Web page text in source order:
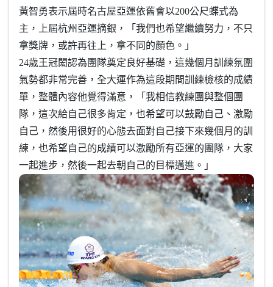
黃智勇表示屆時名古屋亞運依舊會以200公尺蝶式為
主，上屆杭州亞運摘銀，「我們也希望繼續努力，不只
拿獎牌，或許再往上，拿不同的顏色。」
24歲王冠閎認為團隊奠定良好基礎，這幾個月訓練氛圍
氣勢都非常完善，全大運作為這段期間訓練檢核的成績
單，整體內容他覺得滿意，「我相信教練團與整個團
隊，這次給自己很多肯定，也希望可以鼓勵自己、激勵
自己，然後用很好的心態去面對自己接下來幾個月的訓
練，也希望自己的成績可以激勵所有亞運的團隊，大家
一起進步，然後一起去朝自己的目標邁進。」